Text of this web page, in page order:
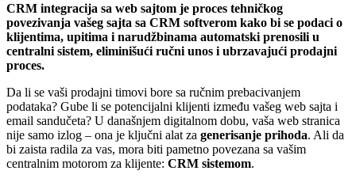
CRM integracija sa web sajtom je proces tehničkog
povezivanja vašeg sajta sa CRM softverom kako bi se podaci o
klijentima, upitima i narudžbinama automatski prenosili u
centralni sistem, eliminišući ručni unos i ubrzavajući prodajni
proces.
Da li se vaši prodajni timovi bore sa ručnim prebacivanjem
podataka? Gube li se potencijalni klijenti između vašeg web sajta i
email sandučeta? U današnjem digitalnom dobu, vaša web stranica
nije samo izlog – ona je ključni alat za generisanje prihoda. Ali da
bi zaista radila za vas, mora biti pametno povezana sa vašim
centralnim motorom za klijente: CRM sistemom.